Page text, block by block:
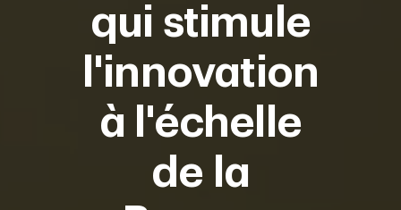
qui stimule
l'innovation
à l'échelle
de la